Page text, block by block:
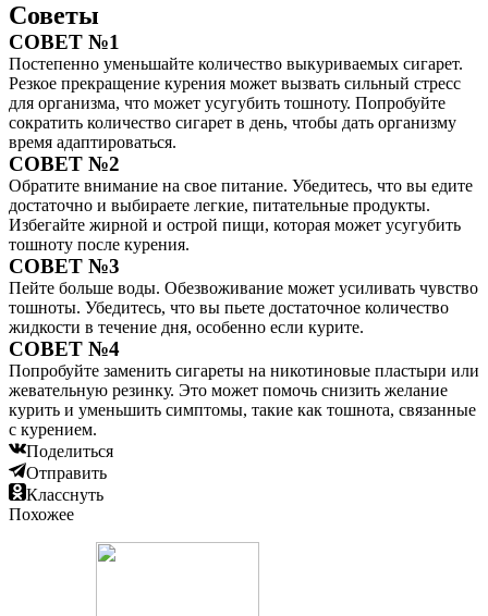
Советы
СОВЕТ №1
Постепенно уменьшайте количество выкуриваемых сигарет.
Резкое прекращение курения может вызвать сильный стресс
для организма, что может усугубить тошноту. Попробуйте
сократить количество сигарет в день, чтобы дать организму
время адаптироваться.
СОВЕТ №2
Обратите внимание на свое питание. Убедитесь, что вы едите
достаточно и выбираете легкие, питательные продукты.
Избегайте жирной и острой пищи, которая может усугубить
тошноту после курения.
СОВЕТ №3
Пейте больше воды. Обезвоживание может усиливать чувство
тошноты. Убедитесь, что вы пьете достаточное количество
жидкости в течение дня, особенно если курите.
СОВЕТ №4
Попробуйте заменить сигареты на никотиновые пластыри или
жевательную резинку. Это может помочь снизить желание
курить и уменьшить симптомы, такие как тошнота, связанные
с курением.
Поделиться
Отправить
Класснуть
Похожее